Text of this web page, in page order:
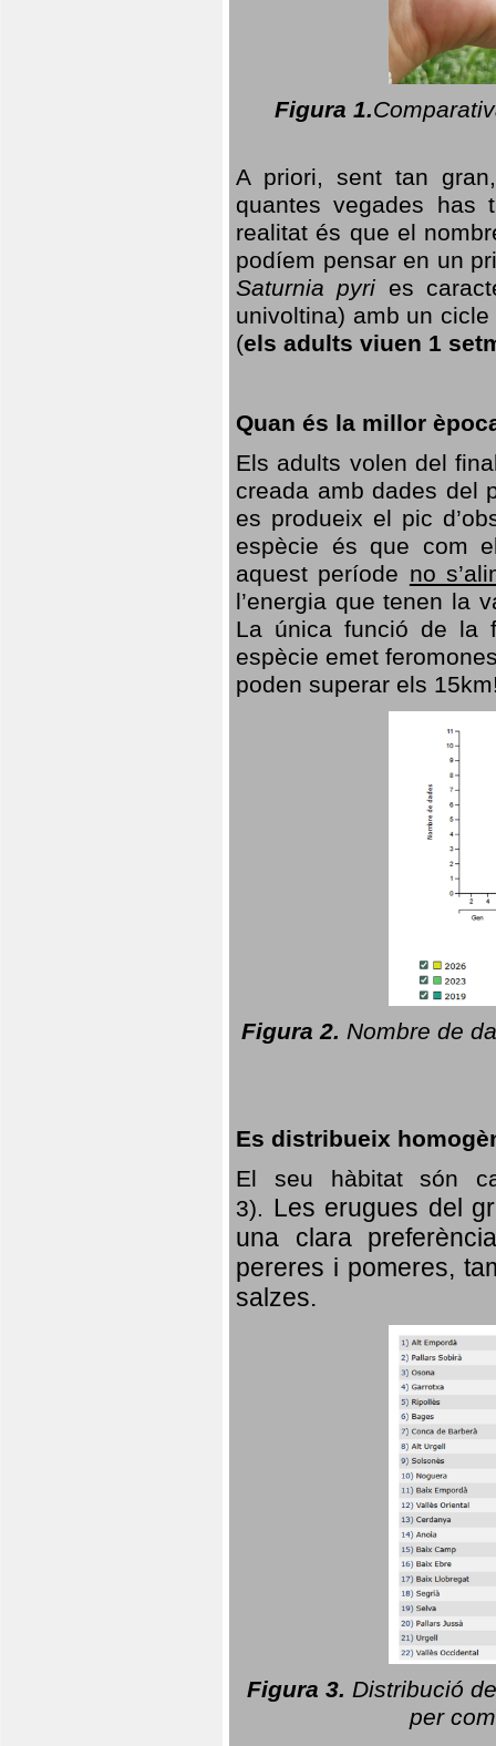
Figura 1.
A priori, sent tan
quantes vegades has
realitat és que el
podíem pensar en un
Saturnia pyri es
univoltina) amb un
(els adults viuen 1
Quan és la millor
Els adults volen del
creada amb dades del
es produeix el pic
espècie és que com
aquest període no
l’energia que tenen la
La única funció de la
espècie emet
poden superar els
Figura 2. Nombre de
Es distribueix
El seu hàbitat són
3). Les erugues del
una clara
pereres i pomeres,
salzes.
Figura 3. Distribució
per